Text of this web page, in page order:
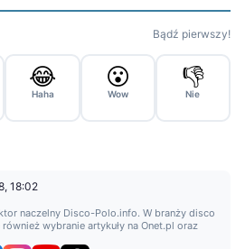
Bądź pierwszy!
😂
Haha
😮
Wow
👎
Nie
18:02
naczelny Disco-Polo.info. W branży disco
wybranie artykuły na Onet.pl oraz